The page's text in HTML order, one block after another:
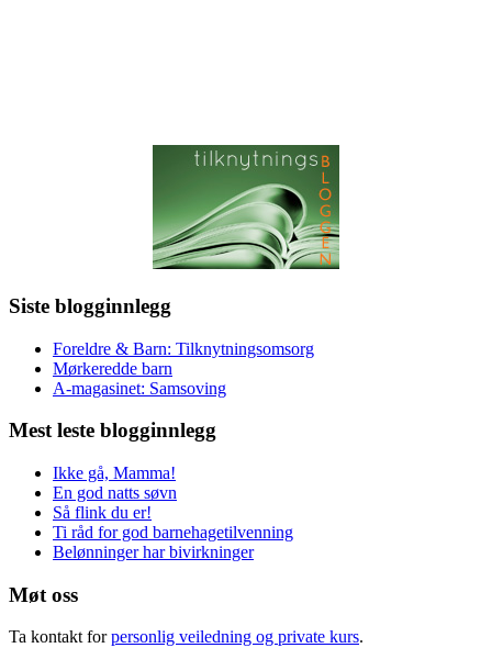
Siste blogginnlegg
Foreldre & Barn: Tilknytningsomsorg
Mørkeredde barn
A-magasinet: Samsoving
Mest leste blogginnlegg
Ikke gå, Mamma!
En god natts søvn
Så flink du er!
Ti råd for god barnehagetilvenning
Belønninger har bivirkninger
Møt oss
Ta kontakt forpersonlig veiledning og private kurs.